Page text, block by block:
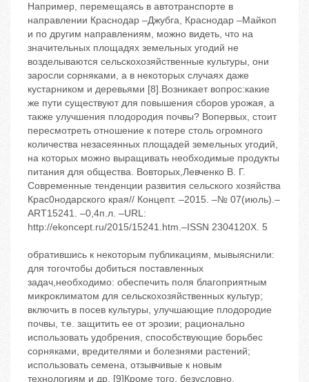
Например, перемещаясь в автотранспорте в
направлении Краснодар –Джубга, Краснодар –Майкоп
и по другим направлениям, можно видеть, что на
значительных площадях земельных угодий не
возделываются сельскохозяйственные культуры, они
заросли сорняками, а в некоторых случаях даже
кустарником и деревьями [8].Возникает вопрос:какие
же пути существуют для повышения сборов урожая, а
также улучшения плодородия почвы? Вопервых, стоит
пересмотреть отношение к потере столь огромного
количества незасеянных площадей земельных угодий,
на которых можно выращивать необходимые продукты
питания для общества. Вовторых,Левченко В. Г.
Современные тенденции развития сельского хозяйства
Крас0нодарского края// Концепт. –2015. –№ 07(июль).–
ART15241. –0,4п.л. –URL:
http://ekoncept.ru/2015/15241.htm.–ISSN 2304120X. 5
обратившись к некоторым публикациям, мывыяснили:
для тогочтобы добиться поставленных
задач,необходимо: обеспечить поля благоприятным
микроклиматом для сельскохозяйственных культур;
включить в посев культуры, улучшающие плодородие
почвы, т.е. защитить ее от эрозии; рационально
использовать удобрения, способствующие борьбес
сорняками, вредителями и болезнями растений;
использовать семена, отзывчивые к новым
технологиям и др. [9]Кроме того, безусловно,